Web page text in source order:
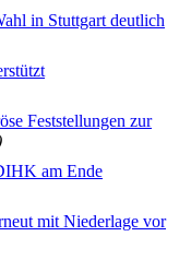
in Stuttgart deutlich
Feststellungen zur
am Ende
mit Niederlage vor